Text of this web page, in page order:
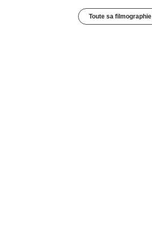
Toute sa filmographie